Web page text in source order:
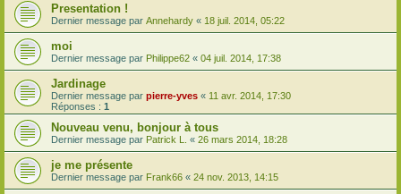
Presentation !
Dernier message par Annehardy « 18 juil. 2014, 05:22
moi
Dernier message par Philippe62 « 04 juil. 2014, 17:38
Jardinage
Dernier message par pierre-yves « 11 avr. 2014, 17:30
Réponses : 1
Nouveau venu, bonjour à tous
Dernier message par Patrick L. « 26 mars 2014, 18:28
je me présente
Dernier message par Frank66 « 24 nov. 2013, 14:15